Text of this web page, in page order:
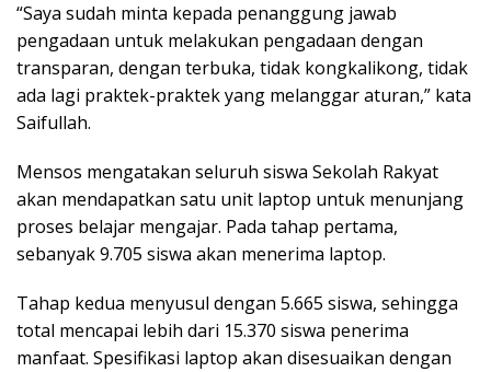
“Saya sudah minta kepada penanggung jawab
pengadaan untuk melakukan pengadaan dengan
transparan, dengan terbuka, tidak kongkalikong, tidak
ada lagi praktek-praktek yang melanggar aturan,” kata
Saifullah.
Mensos mengatakan seluruh siswa Sekolah Rakyat
akan mendapatkan satu unit laptop untuk menunjang
proses belajar mengajar. Pada tahap pertama,
sebanyak 9.705 siswa akan menerima laptop.
Tahap kedua menyusul dengan 5.665 siswa, sehingga
total mencapai lebih dari 15.370 siswa penerima
manfaat. Spesifikasi laptop akan disesuaikan dengan